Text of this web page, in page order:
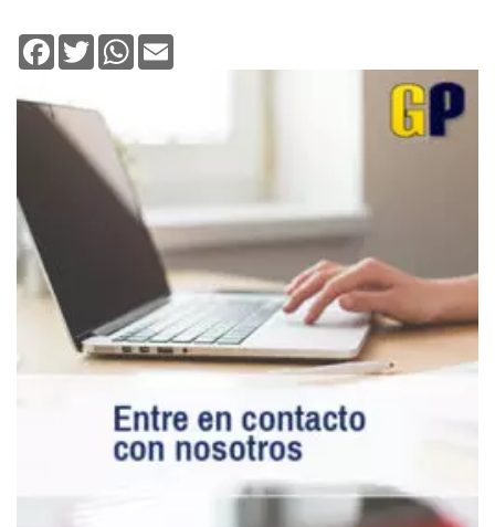
Facebook
TwitterWhatsApp